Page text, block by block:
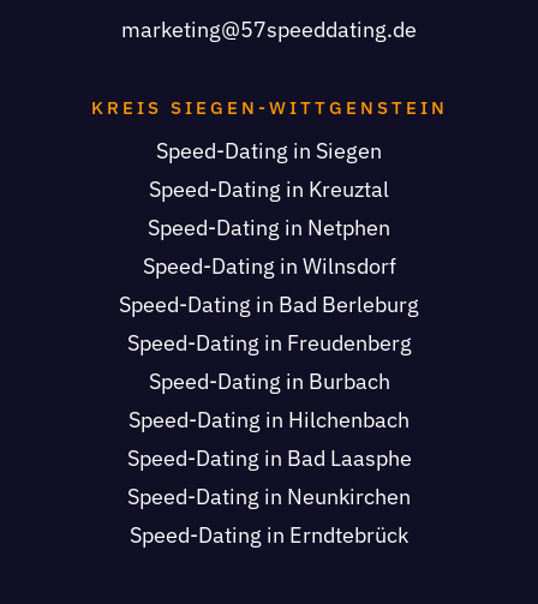
marketing@57speeddating.de
KREIS SIEGEN-WITTGENSTEIN
Speed-Dating in Siegen
Speed-Dating in Kreuztal
Speed-Dating in Netphen
Speed-Dating in Wilnsdorf
Speed-Dating in Bad Berleburg
Speed-Dating in Freudenberg
Speed-Dating in Burbach
Speed-Dating in Hilchenbach
Speed-Dating in Bad Laasphe
Speed-Dating in Neunkirchen
Speed-Dating in Erndtebrück